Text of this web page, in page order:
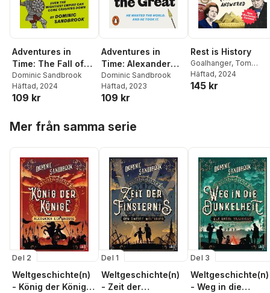
Adventures in
Time: The Fall of
the Aztecs
Dominic Sandbrook
Häftad, 2024
109 kr
Adventures in
Time: Alexander
the Great
Dominic Sandbrook
Häftad, 2023
109 kr
Rest is History
Goalhanger, Tom
Holland ,Dominic
Sandbrook
Häftad, 2024
145 kr
Mer från samma serie
Del 2
Weltgeschichte(n)
- König der Könige:
Del 1
Weltgeschichte(n)
- Zeit der
Del 3
Weltgeschichte(n)
- Weg in die